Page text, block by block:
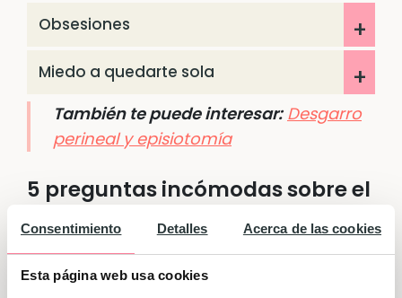
Consentimiento Detalles Acerca de las cookies
Esta página web usa cookies
Obsesiones
Miedo a quedarte sola
También te puede interesar: Desgarro
perineal y episiotomía
5 preguntas incómodas sobre el
postparto
Pero además de aquellas cosas que nadie